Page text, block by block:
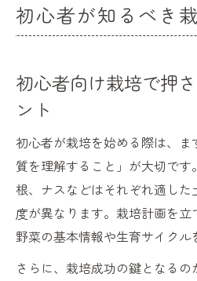
初心者が知るべき
初心者向け栽培で押
ント
初心者が栽培を始める際は、
質を理解すること」が大切で
根、ナスなどはそれぞれ適し
度が異なります。栽培計画を立
野菜の基本情報や生育サイクル
さらに、栽培成功の鍵となる